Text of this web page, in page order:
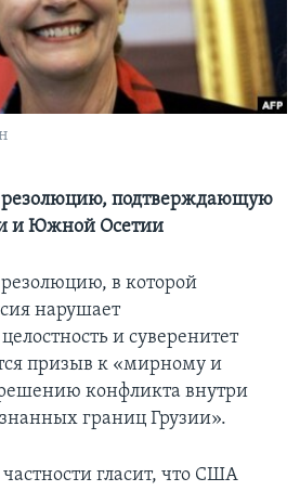
подтверждающую
и Южной Осетии
в которой
нарушает
и суверенитет
призыв к «мирному и
конфликта внутри
границ Грузии».
гласит, что США